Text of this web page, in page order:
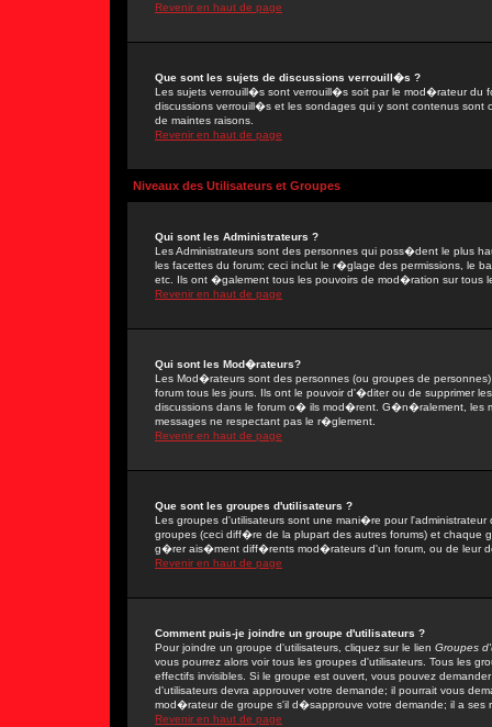
Revenir en haut de page
Que sont les sujets de discussions verrouill�s ?
Les sujets verrouill�s sont verrouill�s soit par le mod�rateur du
discussions verrouill�s et les sondages qui y sont contenus
de maintes raisons.
Revenir en haut de page
Niveaux des Utilisateurs et Groupes
Qui sont les Administrateurs ?
Les Administrateurs sont des personnes qui poss�dent le plus
les facettes du forum; ceci inclut le r�glage des permissions, le
etc. Ils ont �galement tous les pouvoirs de mod�ration sur tous
Revenir en haut de page
Qui sont les Mod�rateurs?
Les Mod�rateurs sont des personnes (ou groupes de
forum tous les jours. Ils ont le pouvoir d'�diter ou de supprimer
discussions dans le forum o� ils mod�rent. G�n�ralement,
messages ne respectant pas le r�glement.
Revenir en haut de page
Que sont les groupes d'utilisateurs ?
Les groupes d'utilisateurs sont une mani�re pour
groupes (ceci diff�re de la plupart des autres forums) et
g�rer ais�ment diff�rents mod�rateurs d'un forum, ou de leur
Revenir en haut de page
Comment puis-je joindre un groupe d'utilisateurs ?
Pour joindre un groupe d'utilisateurs, cliquez sur le lien Groupes
vous pourrez alors voir tous les groupes d'utilisateurs. Tous les
effectifs invisibles. Si le groupe est ouvert, vous pouvez
d'utilisateurs devra approuver votre demande; il pourrait vous
mod�rateur de groupe s'il d�sapprouve votre demande; il a ses
Revenir en haut de page